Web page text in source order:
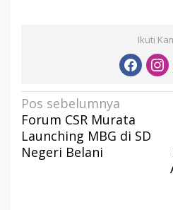
Ikuti
N
a
v
i
Pos sebelumnya
Forum CSR Murata
Launching MBG di SD
Negeri Belani